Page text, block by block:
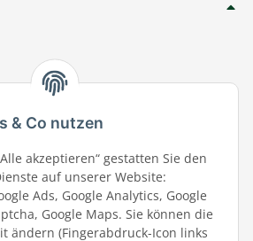
& Co nutzen
akzeptieren“ gestatten Sie den
auf unserer Website:
Ads, Google Analytics, Google
Google Maps. Sie können die
ändern (Fingerabdruck-Icon links